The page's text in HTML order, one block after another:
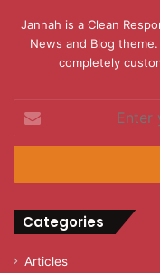
Jannah is a Clean
News and Blog
completely
your
Email
Categories
Articles